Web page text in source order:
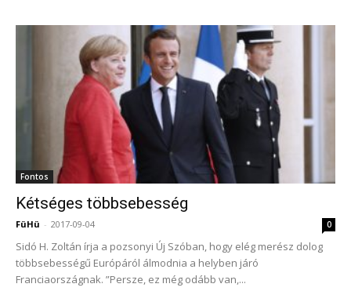
Fontos
Kétséges többsebesség
FüHü - 2017-09-04 0
Sidó H. Zoltán írja a pozsonyi Új Szóban, hogy elég merész dolog
többsebességű Európáról álmodnia a helyben járó
Franciaországnak. ”Persze, ez még odább van,...